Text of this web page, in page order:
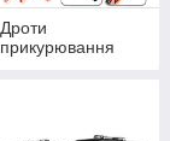
Дроти
прикурювання